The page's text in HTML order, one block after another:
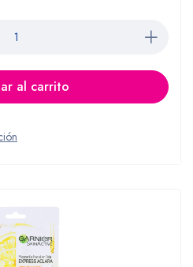
al carrito